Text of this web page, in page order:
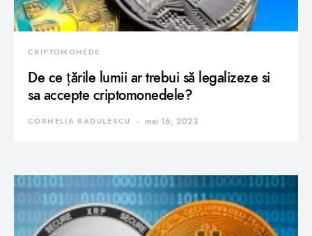
CRIPTOMONEDE
De ce țările lumii ar trebui să legalizeze si
sa accepte criptomonedele?
CORNELIA RADULESCU mai 16, 2023